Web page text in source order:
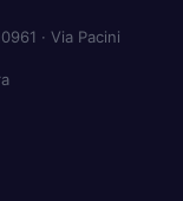
· Via Pacini